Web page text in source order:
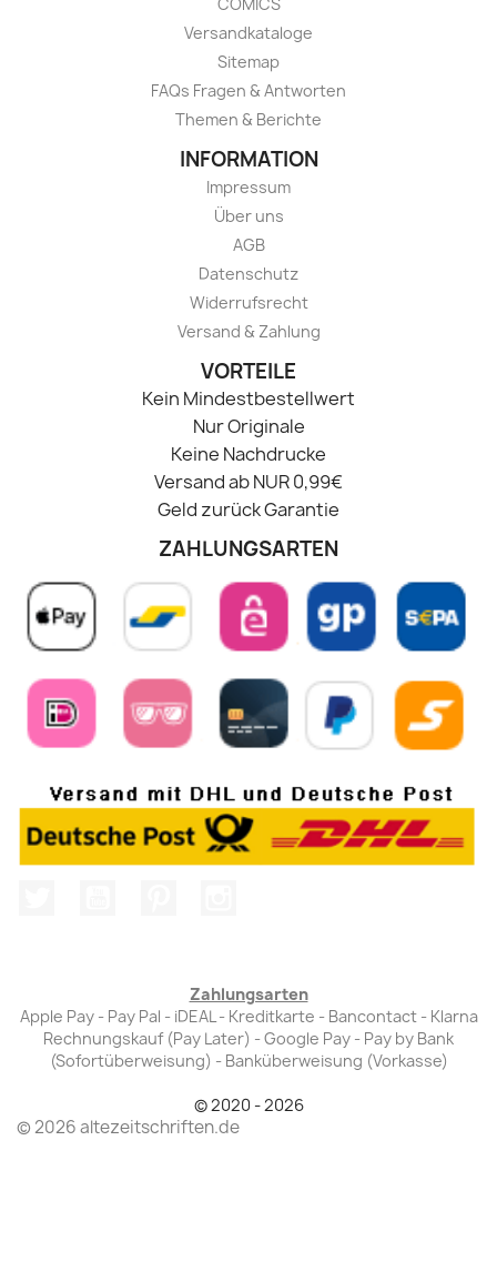
COMICS
Versandkataloge
Sitemap
FAQs Fragen & Antworten
Themen & Berichte
INFORMATION
Impressum
Über uns
AGB
Datenschutz
Widerrufsrecht
Versand & Zahlung
VORTEILE
Kein Mindestbestellwert
Nur Originale
Keine Nachdrucke
Versand ab NUR 0,99€
Geld zurück Garantie
ZAHLUNGSARTEN
Zahlungsarten
Apple Pay - Pay Pal - iDEAL - Kreditkarte - Bancontact - Klarna
Rechnungskauf (Pay Later) - Google Pay - Pay by Bank
(Sofortüberweisung) - Banküberweisung (Vorkasse)
© 2020 - 2026
© 2026 altezeitschriften.de